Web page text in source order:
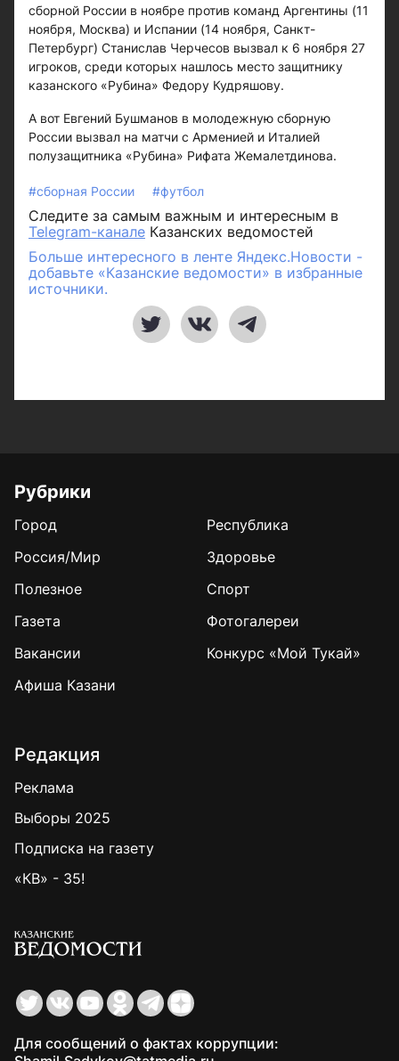
сборной России в ноябре против команд Аргентины (11
ноября, Москва) и Испании (14 ноября, Санкт-
Петербург) Станислав Черчесов вызвал к 6 ноября 27
игроков, среди которых нашлось место защитнику
казанского «Рубина» Федору Кудряшову.
А вот Евгений Бушманов в молодежную сборную
России вызвал на матчи с Арменией и Италией
полузащитника «Рубина» Рифата Жемалетдинова.
#сборная России #футбол
Следите за самым важным и интересным в
Telegram-канале Казанских ведомостей
Больше интересного в ленте Яндекс.Новости -
добавьте «Казанские ведомости» в избранные
источники.
Рубрики
Город
Республика
Россия/Мир
Здоровье
Полезное
Спорт
Газета
Фотогалереи
Вакансии
Конкурс «Мой Тукай»
Афиша Казани
Редакция
Реклама
Выборы 2025
Подписка на газету
«КВ» - 35!
Для сообщений о фактах коррупции: